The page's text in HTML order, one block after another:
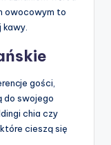
owocowym to
gości,
do swojego
chia czy
cieszą się